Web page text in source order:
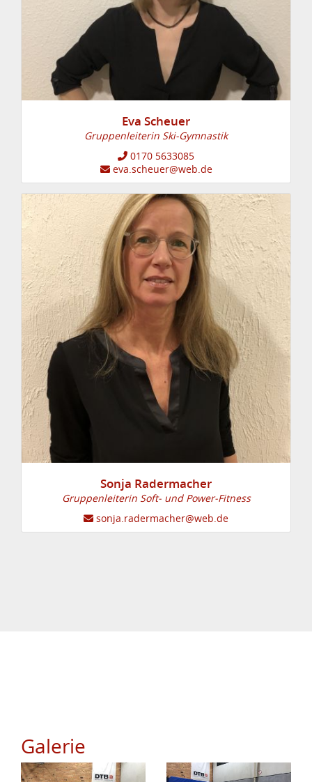
Eva Scheuer
Gruppenleiterin Ski-Gymnastik
0170 5633085
eva.scheuer@web.de
Sonja Radermacher
Gruppenleiterin Soft- und Power-Fitness
sonja.radermacher@web.de
Galerie